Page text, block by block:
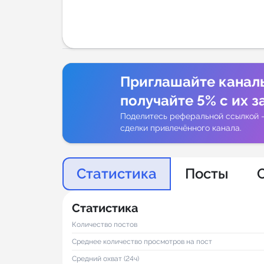
Приглашайте
получайте 5% с их
Поделитесь реферальной ссылкой
сделки привлечённого канала.
Статистика Посты
Статистика
Количество постов
Среднее количество просмотров на пост
Средний охват (24ч)